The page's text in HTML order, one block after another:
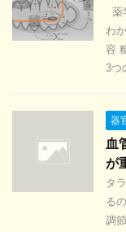
薬
わ
容
3つ
器
血
が
タ
る
調